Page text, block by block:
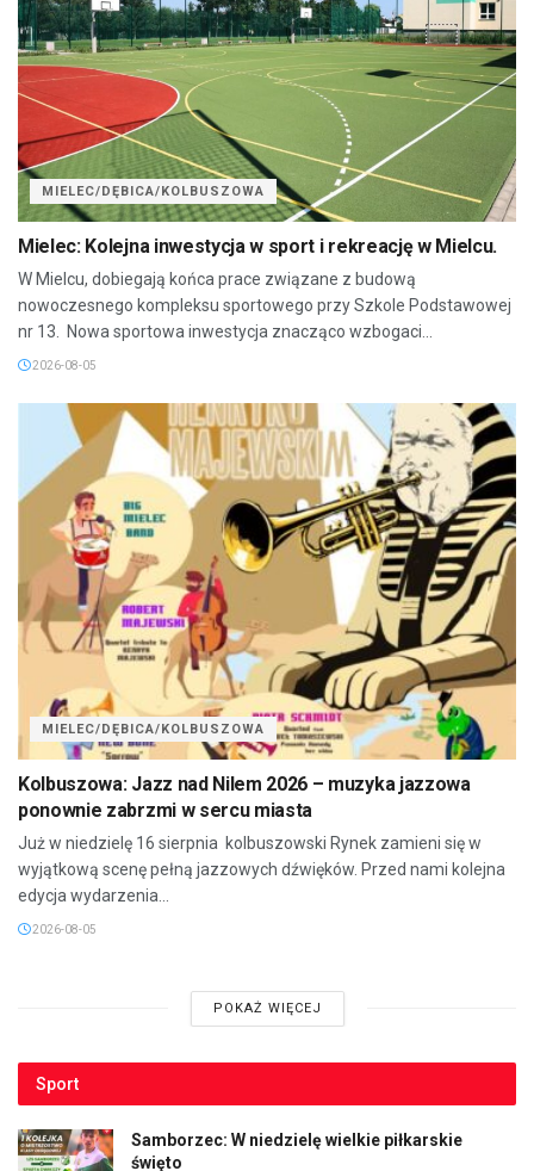
MIELEC/DĘBICA/KOLBUSZOWA
Mielec: Kolejna inwestycja w sport i rekreację w Mielcu.
W Mielcu, dobiegają końca prace związane z budową
nowoczesnego kompleksu sportowego przy Szkole Podstawowej
nr 13. Nowa sportowa inwestycja znacząco wzbogaci...
2026-08-05
MIELEC/DĘBICA/KOLBUSZOWA
Kolbuszowa: Jazz nad Nilem 2026 – muzyka jazzowa
ponownie zabrzmi w sercu miasta
Już w niedzielę 16 sierpnia kolbuszowski Rynek zamieni się w
wyjątkową scenę pełną jazzowych dźwięków. Przed nami kolejna
edycja wydarzenia...
2026-08-05
POKAŻ WIĘCEJ
Sport
Samborzec: W niedzielę wielkie piłkarskie
święto